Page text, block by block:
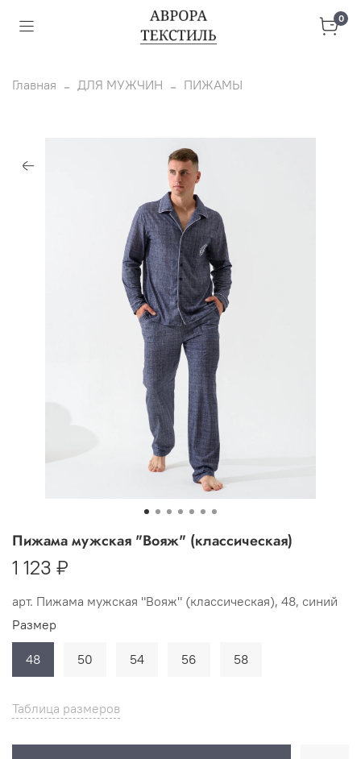
0
Главная ДЛЯ МУЖЧИН ПИЖАМЫ
арт. Пижама мужская "Вояж" (классическая), 48, синий
Пижама мужская "Вояж" (классическая)
1 123 ₽
Таблица размеров
Размер
48 50 54 56 58